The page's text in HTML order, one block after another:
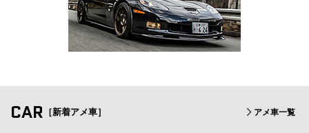
CAR ［新着アメ車］ アメ車一覧